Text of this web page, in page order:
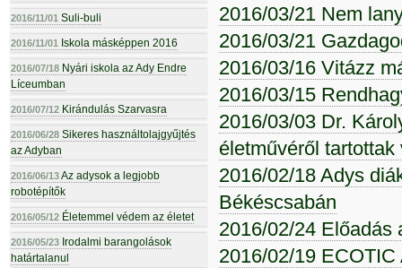
2016/11/01 Suli-buli
2016/11/01 Iskola másképpen 2016
2016/07/18 Nyári iskola az Ady Endre
Líceumban
2016/07/12 Kirándulás Szarvasra
2016/06/28 Sikeres használtolajgyűjtés
az Adyban
2016/06/13Az adysok a legjobb
robotépítők
2016/05/12 Életemmel védem az életet
2016/05/23 Irodalmi barangolások
határtalanul
2016/03/21 Nem
2016/03/21
2016/03/16 Vitázz
2016/03/15
2016/03/03 Dr.
életművéről tartottak
2016/02/18 Adys
Békéscsabán
2016/02/24 Előadás
2016/02/19 ECOTIC